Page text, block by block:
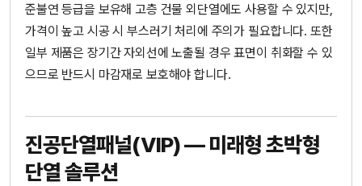
준불연 등급을 보유해 고층 건물 외단열에도 사용할 수 있지만,
가격이 높고 시공 시 부스러기 처리에 주의가 필요합니다. 또한
일부 제품은 장기간 자외선에 노출될 경우 표면이 취화할 수 있
으므로 반드시 마감재로 보호해야 합니다.
진공단열패널(VIP) — 미래형 초박형
단열 솔루션